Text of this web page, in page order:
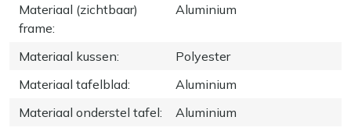
Materiaal (zichtbaar)
frame:
Aluminium
Materiaal kussen:
Polyester
Materiaal tafelblad:
Aluminium
Materiaal onderstel tafel:
Aluminium